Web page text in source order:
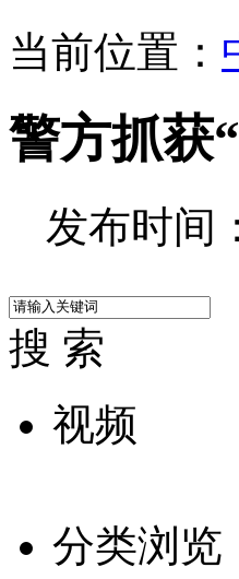
当前位置：
警方抓获
发布时间
搜 索
视频
分类浏览